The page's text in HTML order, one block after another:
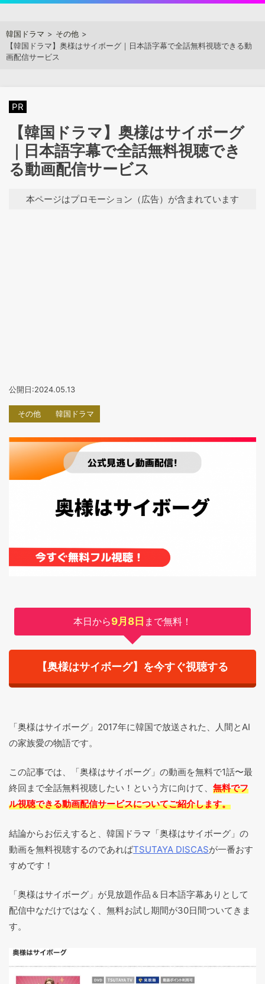
content
アジアンステージ
韓国ドラマ
その他
【韓国ドラマ】奥様はサイボーグ｜日本語字幕で全話無料視聴できる動
画配信サービス
PR
【韓国ドラマ】奥様はサイボーグ
｜日本語字幕で全話無料視聴でき
る動画配信サービス
本ページはプロモーション（広告）が含まれています
公開日:2024.05.13
その他 韓国ドラマ
本日から9月8日 まで無料！
【奥様はサイボーグ】を今すぐ視聴する
「奥様はサイボーグ」2017年に韓国で放送された、人間とAI
の家族愛の物語です。
この記事では、「奥様はサイボーグ」の動画を無料で1話〜最
終回まで全話無料視聴したい！という方に向けて、 無料でフ
ル視聴できる動画配信サービスについてご紹介します。
結論からお伝えすると、韓国ドラマ「奥様はサイボーグ」の
動画を無料視聴するのであればTSUTAYA DISCASが一番おす
すめです！
「奥様はサイボーグ」が見放題作品＆日本語字幕ありとして
配信中なだけではなく、無料お試し期間が30日間ついてきま
す。